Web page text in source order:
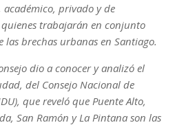
privado y de
trabajarán en conjunto
brechas urbanas en Santiago.
dio a conocer y analizó el
del Consejo Nacional de
que reveló que Puente Alto,
San Ramón y La Pintana son las